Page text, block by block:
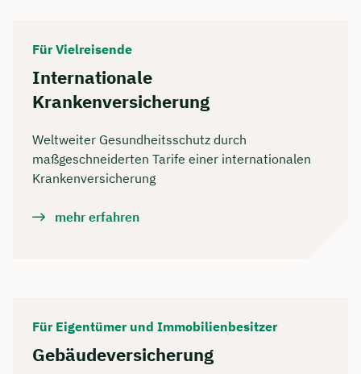
Für Vielreisende
Internationale
Krankenversicherung
Weltweiter Gesundheitsschutz durch
maßgeschneiderten Tarife einer internationalen
Krankenversicherung
mehr erfahren
Für Eigentümer und Immobilienbesitzer
Gebäudeversicherung